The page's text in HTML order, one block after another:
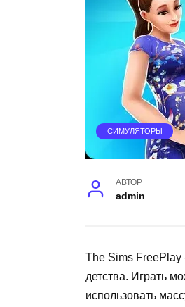
СИМУЛЯТОРЫ
АВТОР
admin
The Sims
детства. Играть
использовать